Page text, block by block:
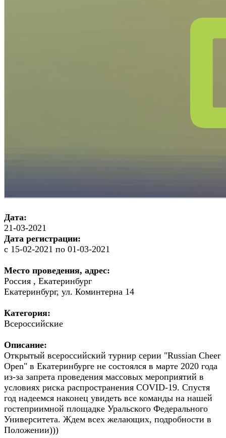
Дата:
21-03-2021
Дата регистрации:
с 15-02-2021 по 01-03-2021
Место проведения, адрес:
Россия , Екатеринбург
Екатеринбург, ул. Коминтерна 14
Категория:
Всероссийские
Описание:
Открытый всероссийский турнир серии "Russian Cheer
Open" в Екатеринбурге не состоялся в марте 2020 года
из-за запрета проведения массовых мероприятий в
условиях риска распространения COVID-19. Спустя
год надеемся наконец увидеть все команды на нашей
гостеприимной площадке Уральского Федерального
Университета. Ждем всех желающих, подробности в
Положении)))